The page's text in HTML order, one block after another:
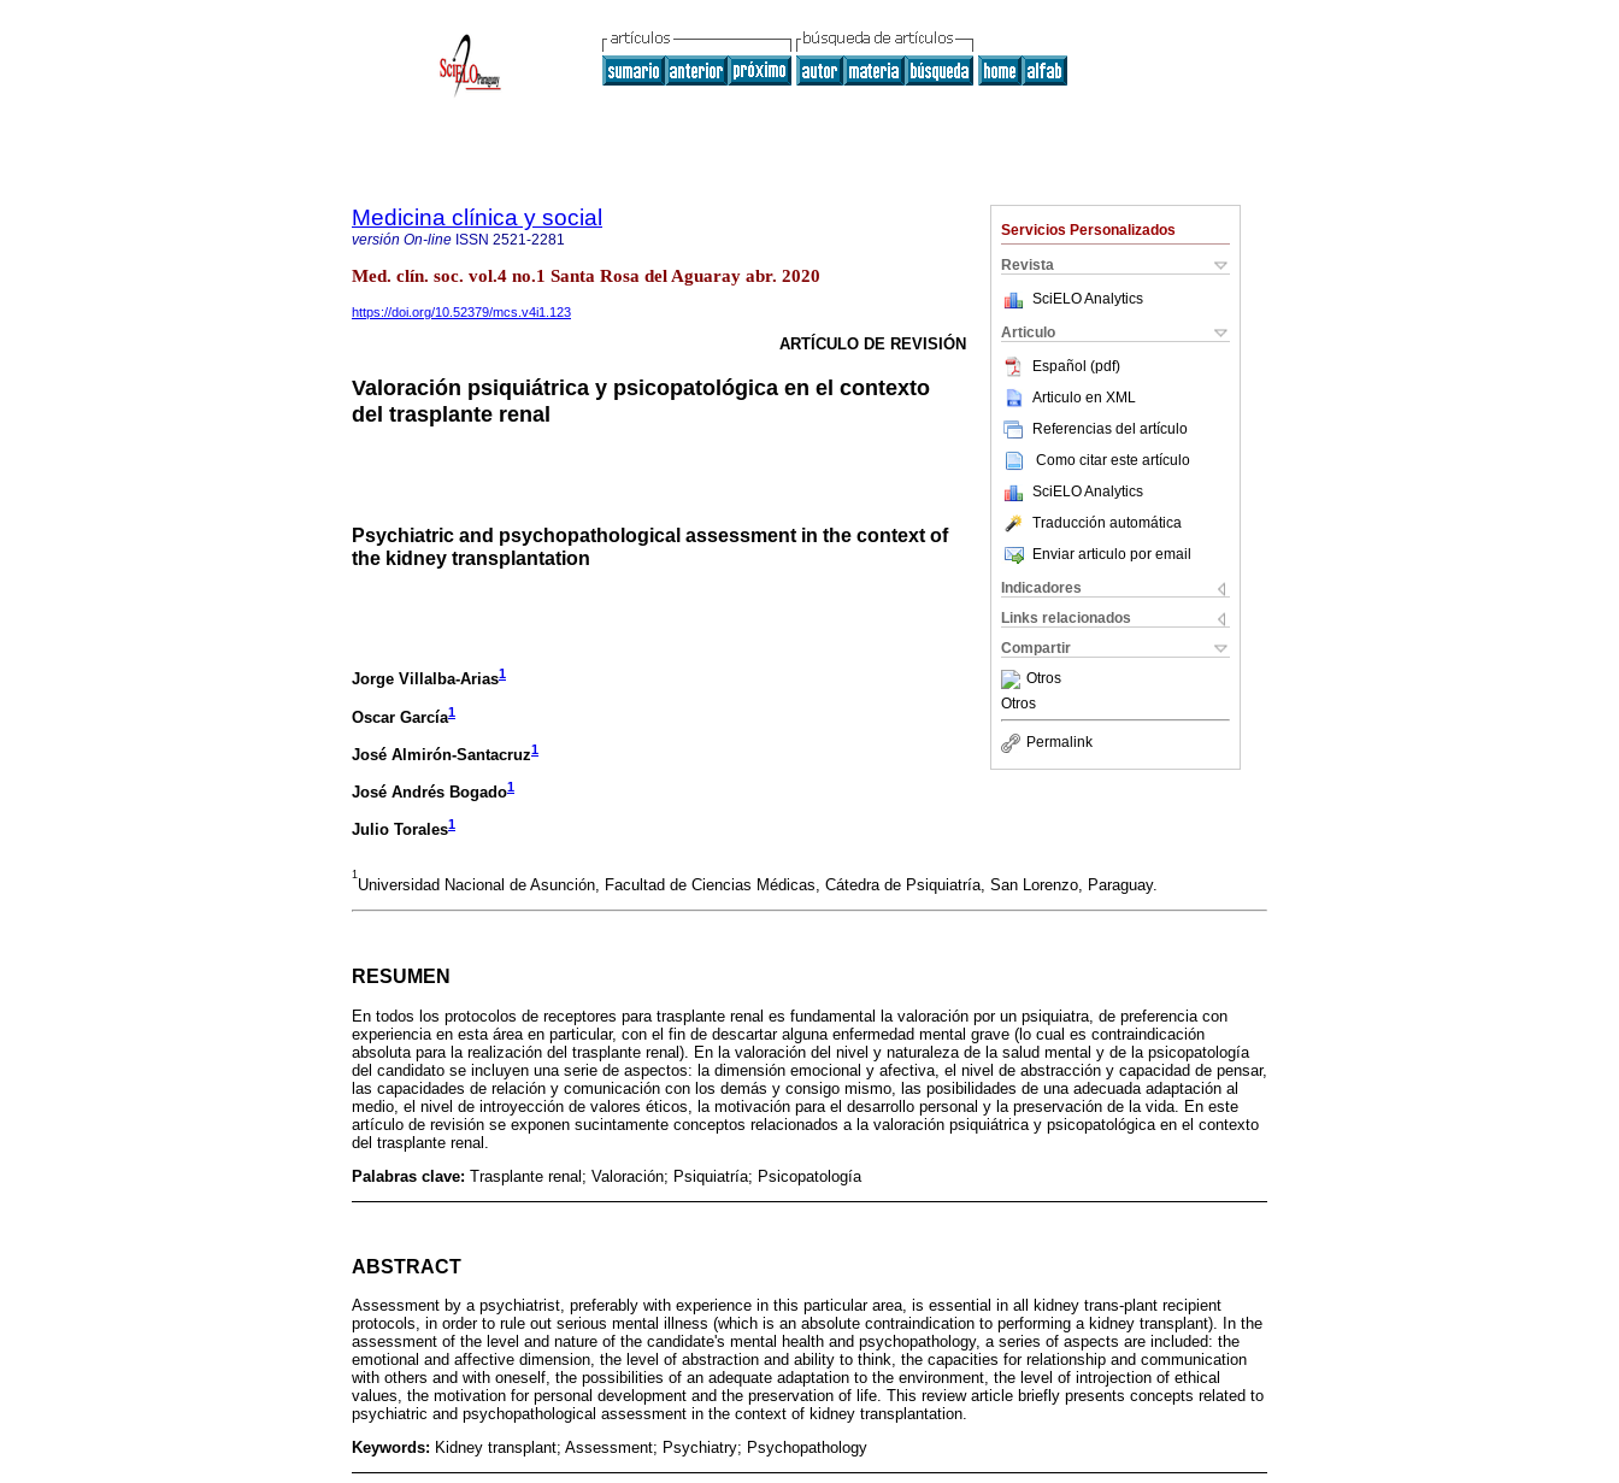
Servicios Personalizados
Revista
SciELO Analytics
Articulo
Español (pdf)
Articulo en XML
Referencias del artículo
Como citar este artículo
SciELO Analytics
Traducción automática
Enviar articulo por email
Indicadores
Links relacionados
Compartir
Otros
Otros
Permalink
Medicina clínica y social
versión On-line ISSN 2521-2281
Med. clín. soc. vol.4 no.1 Santa Rosa del Aguaray abr. 2020
https://doi.org/10.52379/mcs.v4i1.123
ARTÍCULO DE REVISIÓN
Valoración psiquiátrica y psicopatológica en el contexto
del trasplante renal
Psychiatric and psychopathological assessment in the context of
the kidney transplantation
Jorge Villalba-Arias1
Oscar García1
José Almirón-Santacruz1
José Andrés Bogado1
Julio Torales1
1
Universidad Nacional de Asunción, Facultad de Ciencias Médicas, Cátedra de Psiquiatría, San Lorenzo, Paraguay.
RESUMEN
En todos los protocolos de receptores para trasplante renal es fundamental la valoración por un psiquiatra, de preferencia con
experiencia en esta área en particular, con el fin de descartar alguna enfermedad mental grave (lo cual es contraindicación
absoluta para la realización del trasplante renal). En la valoración del nivel y naturaleza de la salud mental y de la psicopatología
del candidato se incluyen una serie de aspectos: la dimensión emocional y afectiva, el nivel de abstracción y capacidad de pensar,
las capacidades de relación y comunicación con los demás y consigo mismo, las posibilidades de una adecuada adaptación al
medio, el nivel de introyección de valores éticos, la motivación para el desarrollo personal y la preservación de la vida. En este
artículo de revisión se exponen sucintamente conceptos relacionados a la valoración psiquiátrica y psicopatológica en el contexto
del trasplante renal.
Palabras clave: Trasplante renal; Valoración; Psiquiatría; Psicopatología
ABSTRACT
Assessment by a psychiatrist, preferably with experience in this particular area, is essential in all kidney trans-plant recipient
protocols, in order to rule out serious mental illness (which is an absolute contraindication to performing a kidney transplant). In the
assessment of the level and nature of the candidate's mental health and psychopathology, a series of aspects are included: the
emotional and affective dimension, the level of abstraction and ability to think, the capacities for relationship and communication
with others and with oneself, the possibilities of an adequate adaptation to the environment, the level of introjection of ethical
values, the motivation for personal development and the preservation of life. This review article briefly presents concepts related to
psychiatric and psychopathological assessment in the context of kidney transplantation.
Keywords: Kidney transplant; Assessment; Psychiatry; Psychopathology